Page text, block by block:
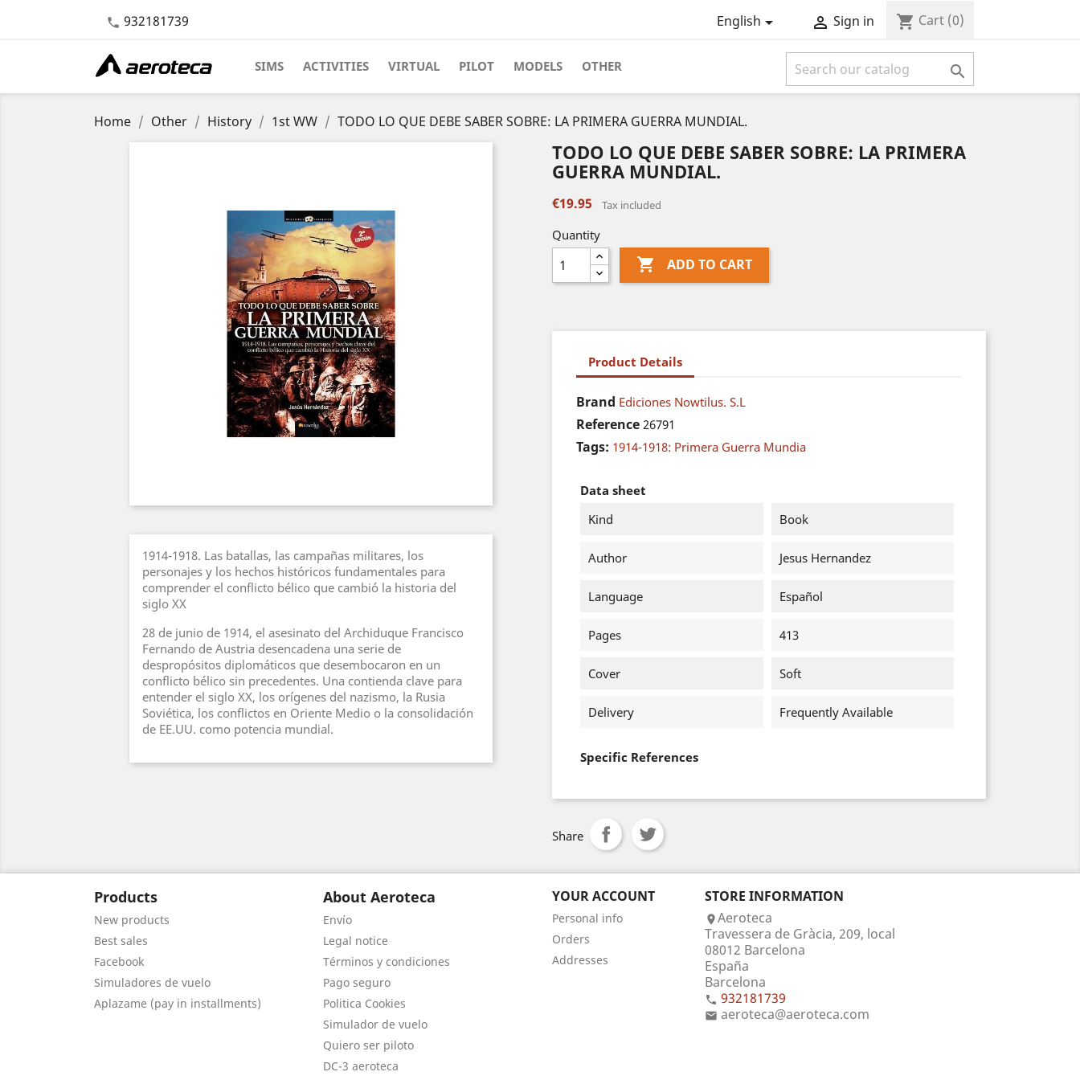
 932181739 English  Sign in shopping_cart Cart (0)
SIMS ACTIVITIES VIRTUAL PILOT MODELS OTHER 
Home Other History 1st WW TODO LO QUE DEBE SABER SOBRE: LA PRIMERA GUERRA MUNDIAL.
1914-1918. Las batallas, las campañas militares, los
personajes y los hechos históricos fundamentales para
comprender el conflicto bélico que cambió la historia del
siglo XX
28 de junio de 1914, el asesinato del Archiduque Francisco
Fernando de Austria desencadena una serie de
despropósitos diplomáticos que desembocaron en un
conflicto bélico sin precedentes. Una contienda clave para
entender el siglo XX, los orígenes del nazismo, la Rusia
Soviética, los conflictos en Oriente Medio o la consolidación
de EE.UU. como potencia mundial.
TODO LO QUE DEBE SABER SOBRE: LA PRIMERA
GUERRA MUNDIAL.
€19.95 Tax included
Quantity
 ADD TO CART
Product Details
Brand Ediciones Nowtilus. S.L
Reference 26791
Tags: 1914-1918: Primera Guerra Mundia
Data sheet
Kind
Book
Author Jesus Hernandez
Language Español
Pages 413
Cover Soft
Delivery Frequently Available
Specific References
Share
Products
New products
Best sales
Facebook
Simuladores de vuelo
Aplazame (pay in installments)
About Aeroteca
Envío
Legal notice
Términos y condiciones
Pago seguro
Politica Cookies
Simulador de vuelo
Quiero ser piloto
DC-3 aeroteca
YOUR ACCOUNT
Personal info
Orders
Addresses
STORE INFORMATION
Aeroteca
Travessera de Gràcia, 209, local
08012 Barcelona
España
Barcelona
 932181739
 aeroteca@aeroteca.com